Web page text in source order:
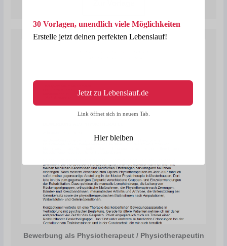
Bewerbung als Physiotherapeut / Physiotherapeutin
Link öffnet sich in neuem Tab.
Hier bleiben
30 Vorlagen, unendlich viele Möglichkeiten
Erstelle jetzt deinen perfekten Lebenslauf!
Jetzt zu Lebenslauf.de